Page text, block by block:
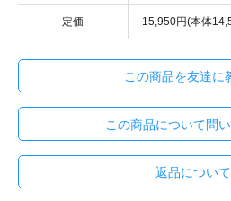
定価 15,950円(本体
この商品を友達に
この商品について問
返品について